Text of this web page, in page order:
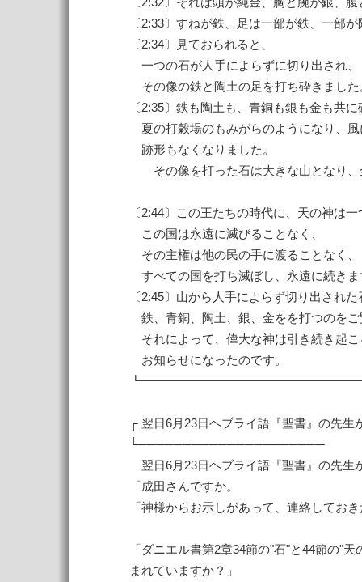
〔2:33〕すねが鉄、足は一部が鉄、一部
〔2:34〕見ておられると、
一つの石が人手によらずに切り出され、
その像の鉄と陶土の足を打ち砕きました
〔2:35〕鉄も陶土も、青銅も銀も金も共に
夏の打穀場のもみがらのようになり、風
跡形もなくなりました。
その像を打った石は大きな山となり、
〔2:44〕この王たちの時代に、天の神は
この国は永遠に滅びることなく、
その主権は他の民の手に渡ることなく、
すべての国を打ち滅ぼし、永遠に続きま
〔2:45〕山から人手によらず切り出された
鉄、青銅、陶土、銀、金をを打つのを
それによって、偉大な神は引き続き起こ
お知らせになったのです。
┗━━━━━━━━━━━━━━━━━━━
┌ 翌日6月23日ヘブライ語『聖書』の先生
└─────────────────────
翌日6月23日ヘブライ語『聖書』の先生
「成田さんですか。
「神様からお示しがあって、連絡してお
「ダニエル書第2章34節の"石"と44節の"
まれていますか？」